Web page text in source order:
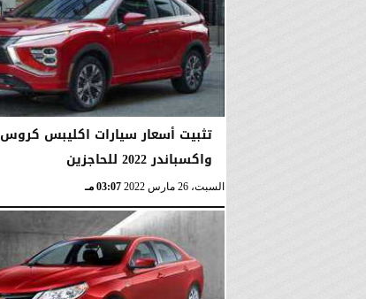
الأربعاء، 21 سبتمبر 2022 10:01 مـ
تثبيت أسعار سيارات اكليبس كروس
واكسباندر 2022 للحاجزين
السبت، 26 مارس 2022 03:07 مـ